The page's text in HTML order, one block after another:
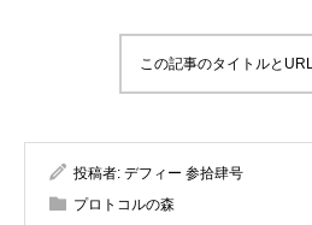
この記事のタイトルと
投稿者: デフィー 参拾肆号
プロトコルの森